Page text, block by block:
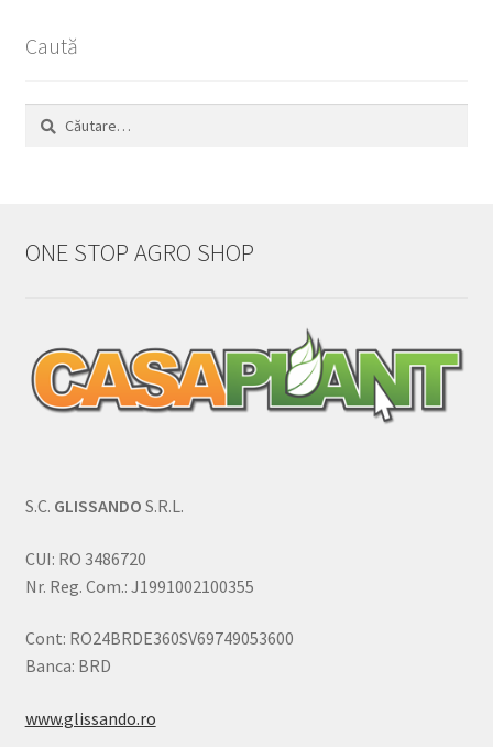
Caută
Caută
ONE STOP AGRO SHOP
S.C. GLISSANDO S.R.L.
CUI: RO 3486720
Nr. Reg. Com.: J1991002100355
Cont: RO24BRDE360SV69749053600
Banca: BRD
www.glissando.ro